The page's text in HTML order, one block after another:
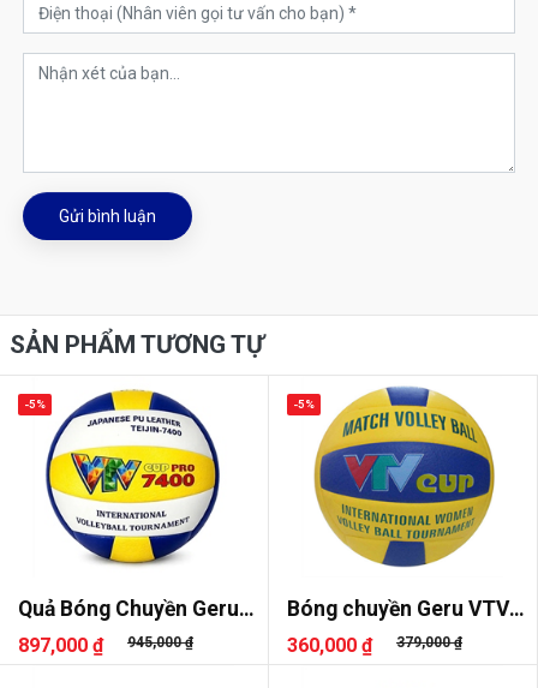
Gửi bình luận
SẢN PHẨM TƯƠNG TỰ
Quả Bóng Chuyền Geru
VTV Cup Pro 7400
897,000 ₫ 945,000 ₫
-5%
Bóng chuyền Geru VTV
Cup
360,000 ₫ 379,000 ₫
-5%